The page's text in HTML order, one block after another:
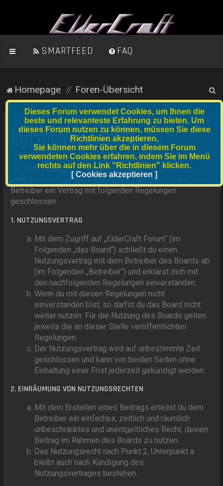
SMARTFEED FAQ
Homepage Foren-Übersicht
u
ELDERCRAFT FORUM -
NUTZUNGSBEDINGUNGEN
Mit dem Zugriff auf „ElderCraft Forum“
(„https://eldercom.de/forum“) wird zwischen dir und dem
Betreiber ein Vertrag mit folgenden Regelungen
geschlossen:
1. NUTZUNGSVERTRAG
Mit dem Zugriff auf „ElderCraft Forum“ (im
Folgenden „das Board“) schließt du einen
Nutzungsvertrag mit dem Betreiber des Boards ab
(im Folgenden „Betreiber“) und erklärst dich mit
den nachfolgenden Regelungen einverstanden.
Wenn du mit diesen Regelungen nicht
einverstanden bist, so darfst du das Board nicht
weiter nutzen. Für die Nutzung des Boards gelten
jeweils die an dieser Stelle veröffentlichten
Regelungen.
Der Nutzungsvertrag wird auf unbestimmte Zeit
geschlossen und kann von beiden Seiten ohne
Einhaltung einer Frist jederzeit gekündigt werden.
2. EINRÄUMUNG VON NUTZUNGSRECHTEN
Mit dem Erstellen eines Beitrags erteilst du dem
Betreiber ein einfaches, zeitlich und räumlich
unbeschränktes und unentgeltliches Recht, deinen
Beitrag im Rahmen des Boards zu nutzen.
Das Nutzungsrecht nach Punkt 2, Unterpunkt a
bleibt auch nach Kündigung des
Nutzungsvertrages bestehen.
Dieses Forum verwendet Cookies, um Ihnen die
beste und relevanteste Erfahrung zu bieten. Um
dieses Forum nutzen zu können, müssen Sie diese
Richtlinien akzeptieren.
Sie können mehr über die in diesem Forum
verwendeten Cookies erfahren, indem Sie im Menü
rechts auf den Link "Richtlinien" klicken.
[ Cookies akzeptieren ]